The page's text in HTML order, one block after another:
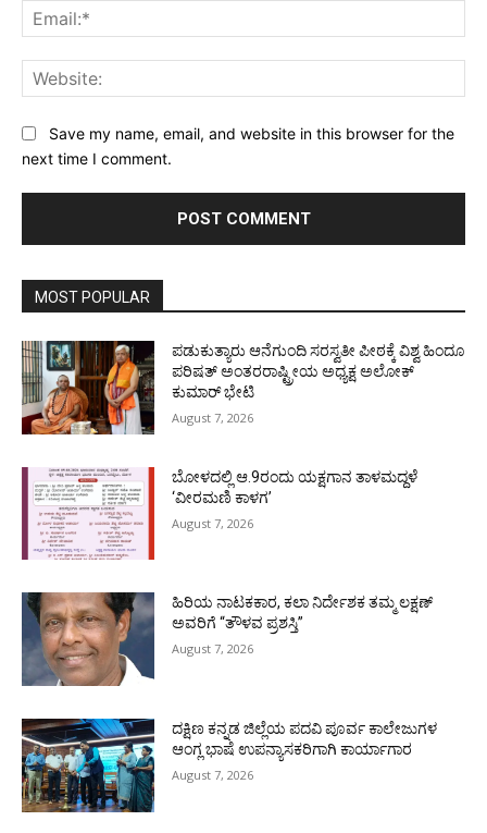
Save my name, email, and website in this browser for the
next time I comment.
MOST POPULAR
ಪಡುಕುತ್ಯಾರು ಆನೆಗುಂದಿ ಸರಸ್ವತೀ ಪೀಠಕ್ಕೆ ವಿಶ್ವ ಹಿಂದೂ
ಪರಿಷತ್ ಅಂತರರಾಷ್ಟ್ರೀಯ ಅಧ್ಯಕ್ಷ ಅಲೋಕ್
ಕುಮಾರ್ ಭೇಟಿ
August 7, 2026
ಬೋಳದಲ್ಲಿ ಆ.9ರಂದು ಯಕ್ಷಗಾನ ತಾಳಮದ್ದಳೆ
‘ವೀರಮಣಿ ಕಾಳಗ’
August 7, 2026
ಹಿರಿಯ ನಾಟಕಕಾರ, ಕಲಾ ನಿರ್ದೇಶಕ ತಮ್ಮ ಲಕ್ಷಣ್
ಅವರಿಗೆ “ತೌಳವ ಪ್ರಶಸ್ತಿ”
August 7, 2026
ದಕ್ಷಿಣ ಕನ್ನಡ ಜಿಲ್ಲೆಯ ಪದವಿ ಪೂರ್ವ ಕಾಲೇಜುಗಳ
ಆಂಗ್ಲ ಭಾಷೆ ಉಪನ್ಯಾಸಕರಿಗಾಗಿ ಕಾರ್ಯಾಗಾರ
August 7, 2026